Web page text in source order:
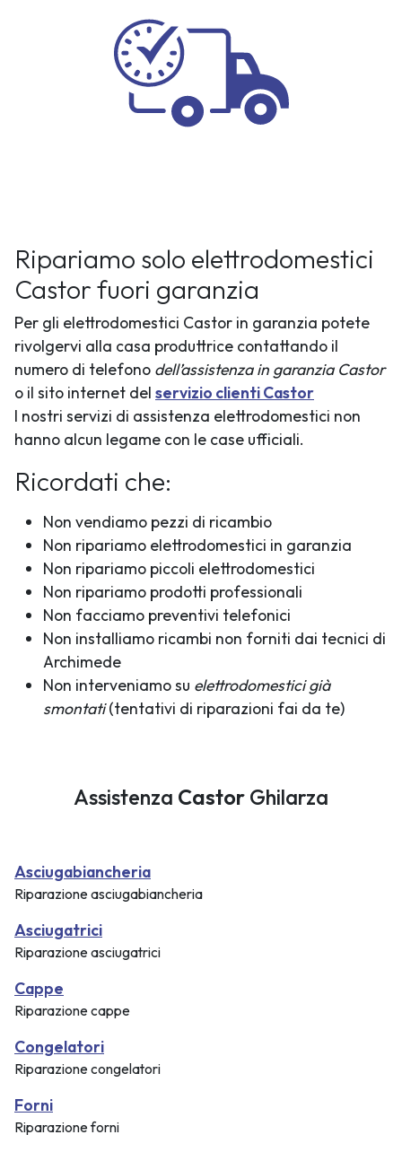
Ripariamo solo elettrodomestici
Castor fuori garanzia
Per gli elettrodomestici Castor in garanzia potete
rivolgervi alla casa produttrice contattando il
numero di telefono dell’assistenza in garanzia Castor
o il sito internet del servizio clienti Castor
I nostri servizi di assistenza elettrodomestici non
hanno alcun legame con le case ufficiali.
Ricordati che:
Non vendiamo pezzi di ricambio
Non ripariamo elettrodomestici in garanzia
Non ripariamo piccoli elettrodomestici
Non ripariamo prodotti professionali
Non facciamo preventivi telefonici
Non installiamo ricambi non forniti dai tecnici di
Archimede
Non interveniamo su elettrodomestici già
smontati(tentativi di riparazioni fai da te)
Assistenza Castor Ghilarza
Asciugabiancheria
Riparazione asciugabiancheria
Asciugatrici
Riparazione asciugatrici
Cappe
Riparazione cappe
Congelatori
Riparazione congelatori
Forni
Riparazione forni